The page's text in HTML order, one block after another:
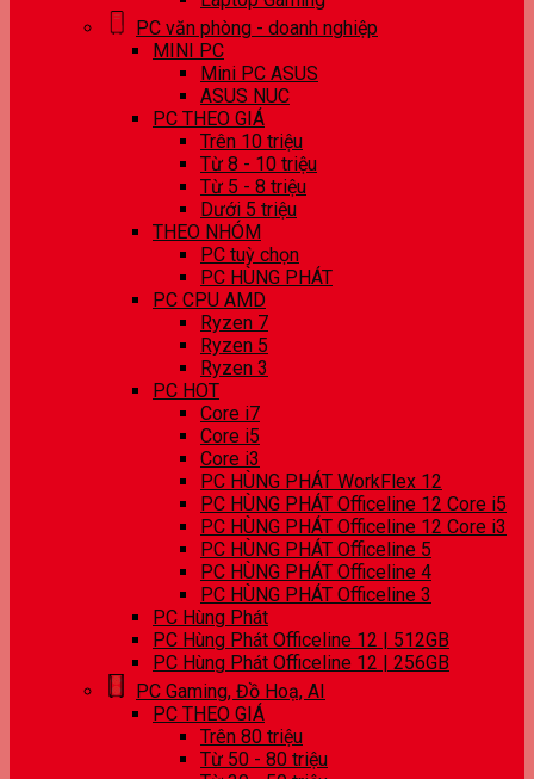
PC văn phòng - doanh nghiệp
MINI PC
Mini PC ASUS
ASUS NUC
PC THEO GIÁ
Trên 10 triệu
Từ 8 - 10 triệu
Từ 5 - 8 triệu
Dưới 5 triệu
THEO NHÓM
PC tuỳ chọn
PC HÙNG PHÁT
PC CPU AMD
Ryzen 7
Ryzen 5
Ryzen 3
PC HOT
Core i7
Core i5
Core i3
PC HÙNG PHÁT WorkFlex 12
PC HÙNG PHÁT Officeline 12 Core i5
PC HÙNG PHÁT Officeline 12 Core i3
PC HÙNG PHÁT Officeline 5
PC HÙNG PHÁT Officeline 4
PC HÙNG PHÁT Officeline 3
PC Hùng Phát
PC Hùng Phát Officeline 12 | 512GB
PC Hùng Phát Officeline 12 | 256GB
PC Gaming, Đồ Hoạ, AI
PC THEO GIÁ
Trên 80 triệu
Từ 50 - 80 triệu